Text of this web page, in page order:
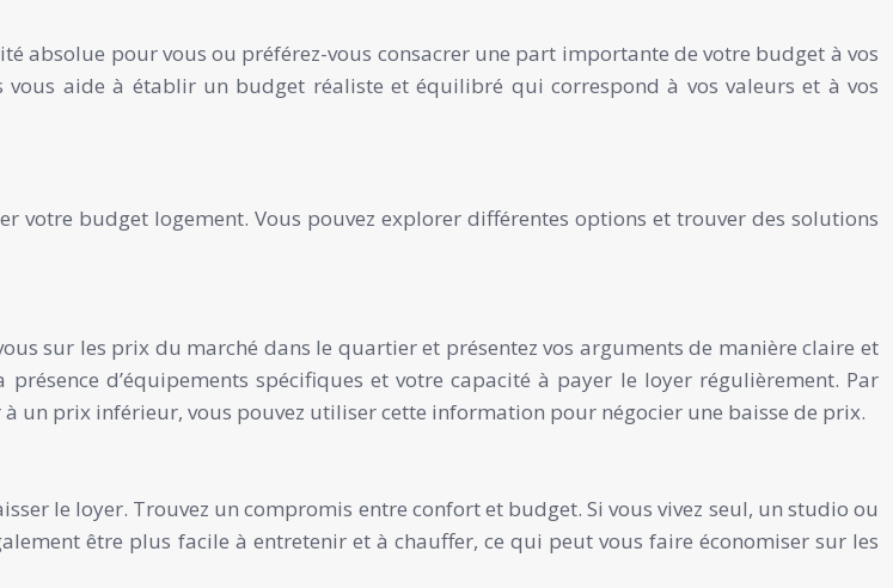
absolue pour vous ou préférez-vous consacrer une part importante de votre budget à vos
aide à établir un budget réaliste et équilibré qui correspond à vos valeurs et à vos
votre budget logement. Vous pouvez explorer différentes options et trouver des solutions
sur les prix du marché dans le quartier et présentez vos arguments de manière claire et
d’équipements spécifiques et votre capacité à payer le loyer régulièrement. Par
un prix inférieur, vous pouvez utiliser cette information pour négocier une baisse de prix.
le loyer. Trouvez un compromis entre confort et budget. Si vous vivez seul, un studio ou
être plus facile à entretenir et à chauffer, ce qui peut vous faire économiser sur les